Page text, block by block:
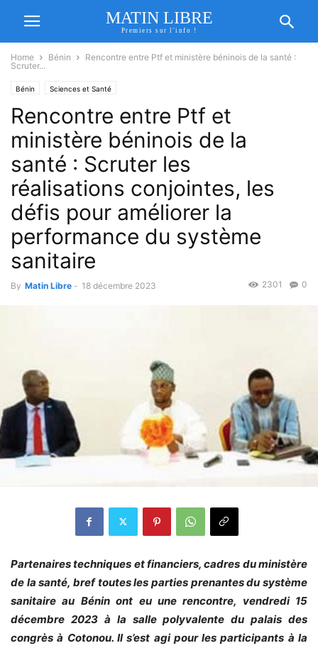
MATIN LIBRE
Premiers sur l'info !
Home Bénin
Rencontre entre Ptf et ministère béninois de la santé :
Scruter...
Bénin Sciences et Santé
Rencontre entre Ptf et
ministère béninois de la
santé : Scruter les
réalisations conjointes, les
défis pour améliorer la
performance du système
sanitaire
By Matin Libre - 18 décembre 2023 0
2301
Partenaires techniques et financiers, cadres du ministère
de la santé, bref toutes les parties prenantes du système
sanitaire au Bénin ont eu une rencontre, vendredi 15
décembre 2023 à la salle polyvalente du palais des
congrès à Cotonou. Il s’est agi pour les participants à la